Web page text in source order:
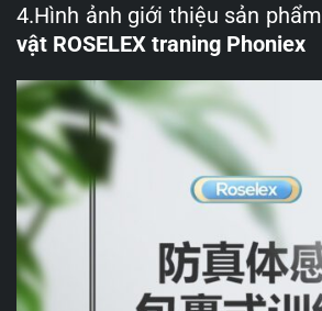
4.Hình ảnh giới thiệu sản phẩm
vật ROSELEX traning Phoniex